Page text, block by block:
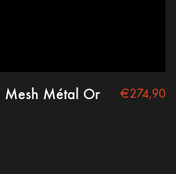
Mesh Métal Or
€274,90